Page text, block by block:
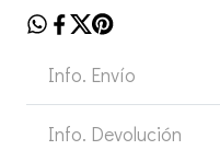
Info. Envío
Info. Devolución